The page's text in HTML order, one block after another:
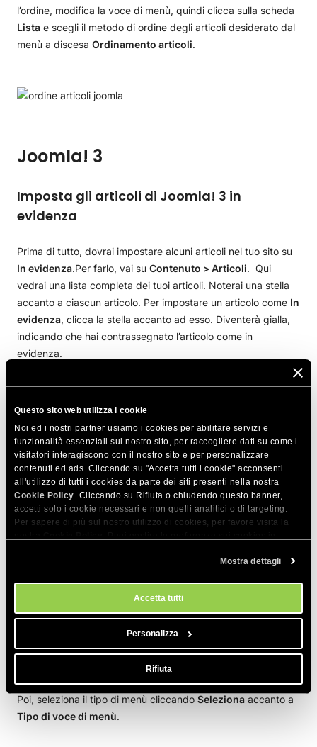
Questo sito web utilizza i cookie
Noi ed i nostri partner usiamo i cookies per abilitare servizi e
funzionalità essenziali sul nostro sito, per raccogliere dati su come i
visitatori interagiscono con il nostro sito e per personalizzare
contenuti ed ads. Cliccando su "Accetta tutti i cookie" acconsenti
all'utilizzo di tutti i cookies da parte dei siti presenti nella nostra
Cookie Policy . Cliccando su Rifiuta o chiudendo questo banner,
accetti solo i cookie necessari e non quelli analitici o di targeting.
Per sapere di più sul nostro utilizzo di cookies, per favore visita la
Mostra dettagli
Accetta tutti
Personalizza
Rifiuta
l’ordine, modifica la voce di menù, quindi clicca sulla scheda
Lista e scegli il metodo di ordine degli articoli desiderato dal
menù a discesa Ordinamento articoli.
Joomla! 3
Imposta gli articoli di Joomla! 3 in
evidenza
Prima di tutto, dovrai impostare alcuni articoli nel tuo sito su
In evidenza.Per farlo, vai su Contenuto > Articoli. Qui
vedrai una lista completa dei tuoi articoli. Noterai una stella
accanto a ciascun articolo. Per impostare un articolo come In
evidenza, clicca la stella accanto ad esso. Diventerà gialla,
indicando che hai contrassegnato l’articolo come in
evidenza.
Mostra gli articoli in evidenza su una
pagina presente nel menù Joomla! 3.x
Se desideri scegliere manualmente gli articoli mostrati su una
pagina specifica, il tipo di menù Articoli in evidenza di
Joomla! 3 è esattamente ciò che ti servirà.
Prima di tutto, dovrai creare un nuovo elemento di menù. Per
farlo vai suMenu > Main Menu(il menù principale di default)
(puoi fare lo stesso con qualsiasi tipo
di menu, ad esempio il menù Home).
Poi, seleziona il tipo di menù cliccando Seleziona accanto a
Tipo di voce di menù.